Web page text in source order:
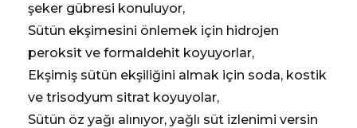
şeker gübresi konuluyor,
Sütün ekşimesini önlemek için hidrojen
peroksit ve formaldehit koyuyorlar,
Ekşimiş sütün ekşiliğini almak için soda, kostik
ve trisodyum sitrat koyuyolar,
Sütün öz yağı alınıyor, yağlı süt izlenimi versin